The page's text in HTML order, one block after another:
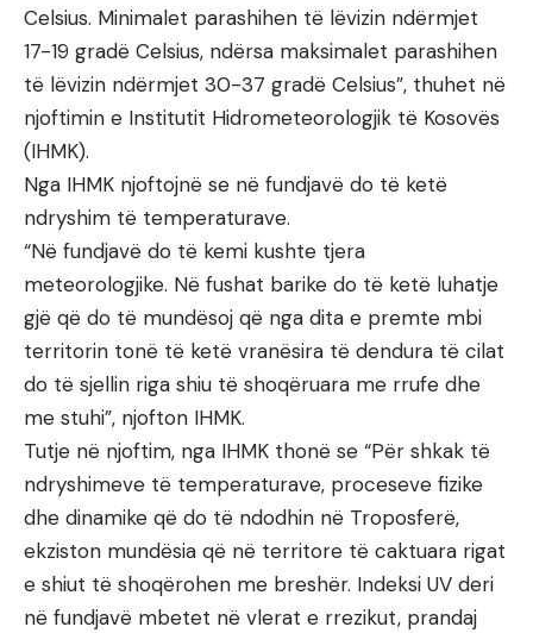
Celsius. Minimalet parashihen të lëvizin ndërmjet
17-19 gradë Celsius, ndërsa maksimalet parashihen
të lëvizin ndërmjet 30-37 gradë Celsius”, thuhet në
njoftimin e Institutit Hidrometeorologjik të Kosovës
(IHMK).
Nga IHMK njoftojnë se në fundjavë do të ketë
ndryshim të temperaturave.
“Në fundjavë do të kemi kushte tjera
meteorologjike. Në fushat barike do të ketë luhatje
gjë që do të mundësoj që nga dita e premte mbi
territorin tonë të ketë vranësira të dendura të cilat
do të sjellin riga shiu të shoqëruara me rrufe dhe
me stuhi”, njofton IHMK.
Tutje në njoftim, nga IHMK thonë se “Për shkak të
ndryshimeve të temperaturave, proceseve fizike
dhe dinamike që do të ndodhin në Troposferë,
ekziston mundësia që në territore të caktuara rigat
e shiut të shoqërohen me breshër. Indeksi UV deri
në fundjavë mbetet në vlerat e rrezikut, prandaj